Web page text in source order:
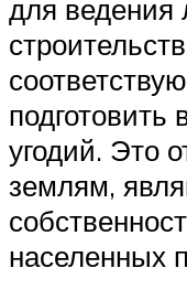
для ведения
подготовить
угодий. Это
землям,
населенных